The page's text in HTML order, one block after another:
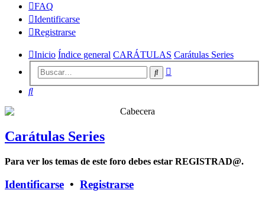
FAQ
Identificarse
Registrarse
Inicio Índice general CARÁTULAS Carátulas Series
Buscar
Buscar
Carátulas Series
Para ver los temas de este foro debes estar REGISTRAD@.
Identificarse • Registrarse